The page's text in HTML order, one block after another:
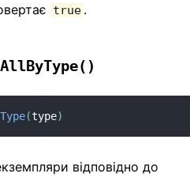
true .
(type)
відповідно до